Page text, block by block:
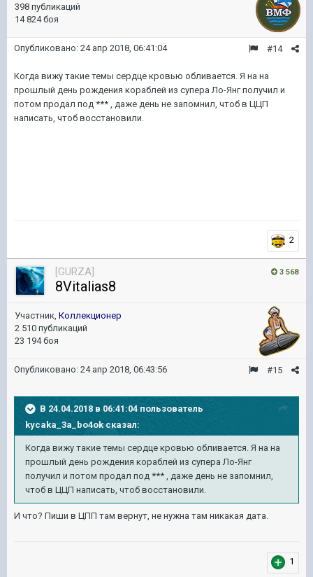
398 публикаций
14 824 боя
#14
Опубликовано: 24 апр 2018, 06:41:04
Когда вижу такие темы сердце кровью обливается. Я на на
прошлый день рождения кораблей из супера Ло-Янг получил и
потом продал под *** , даже день не запомнил, чтоб в ЦЦП
написать, чтоб восстановили.
2
3 568
[GURZA]
8Vitalias8
Участник, Коллекционер
2 510 публикаций
23 194 боя
#15
Опубликовано: 24 апр 2018, 06:43:56
В 24.04.2018 в 06:41:04 пользователь
kycaka_3a_bo4okсказал:
Когда вижу такие темы сердце кровью обливается. Я на на
прошлый день рождения кораблей из супера Ло-Янг
получил и потом продал под *** , даже день не запомнил,
чтоб в ЦЦП написать, чтоб восстановили.
И что? Пиши в ЦПП там вернут, не нужна там никакая дата.
1